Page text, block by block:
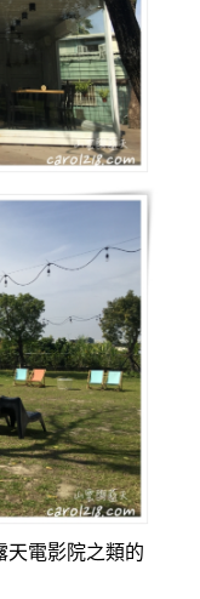
天電影院之類的